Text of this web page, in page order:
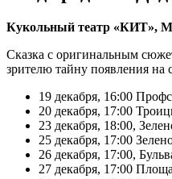
Кукольный театр «КИТ»,
Сказка с оригинальным
зрителю тайну появления на
19 декабря, 16:00
20 декабря, 17:00
23 декабря, 18:00,
25 декабря, 17:00
26 декабря, 17:00,
27 декабря, 17:00